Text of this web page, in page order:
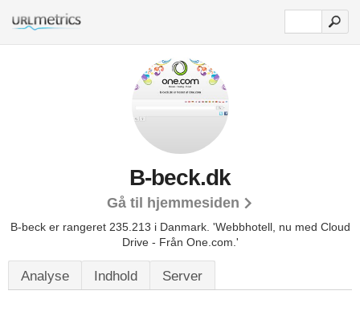
B-beck.dk
Gå til hjemmesiden
B-beck er rangeret 235.213 i Danmark. 'Webbhotell, nu med Cloud
Drive - Från One.com.'
Analyse Indhold Server